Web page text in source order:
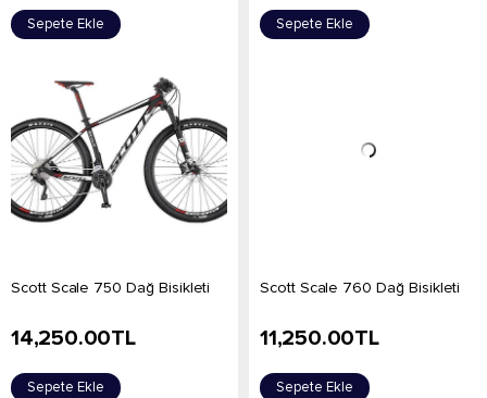
Sepete Ekle Sepete Ekle
Scott Scale 750 Dağ Bisikleti
14,250.00TL
Sepete Ekle
Scott Scale 760 Dağ Bisikleti
11,250.00TL
Sepete Ekle